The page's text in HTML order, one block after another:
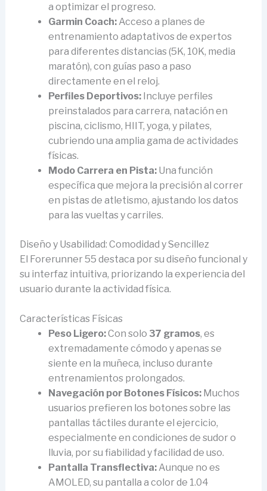
a optimizar el progreso.
Garmin Coach:Acceso a planes de
entrenamiento adaptativos de expertos
para diferentes distancias (5K, 10K, media
maratón), con guías paso a paso
directamente en el reloj.
Perfiles Deportivos:Incluye perfiles
preinstalados para carrera, natación en
piscina, ciclismo, HIIT, yoga, y pilates,
cubriendo una amplia gama de actividades
físicas.
Modo Carrera en Pista:Una función
específica que mejora la precisión al correr
en pistas de atletismo, ajustando los datos
para las vueltas y carriles.
Diseño y Usabilidad: Comodidad y Sencillez
El Forerunner 55 destaca por su diseño funcional y
su interfaz intuitiva, priorizando la experiencia del
usuario durante la actividad física.
Características Físicas
Peso Ligero:Con solo 37 gramos, es
extremadamente cómodo y apenas se
siente en la muñeca, incluso durante
entrenamientos prolongados.
Navegación por Botones Físicos:Muchos
usuarios prefieren los botones sobre las
pantallas táctiles durante el ejercicio,
especialmente en condiciones de sudor o
lluvia, por su fiabilidad y facilidad de uso.
Pantalla Transflectiva:Aunque no es
AMOLED, su pantalla a color de 1.04